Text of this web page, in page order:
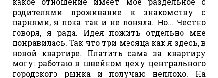
родителями проживание к знакомству с
парнями, я пока так и не поняла. Но… Честно
говоря, я рада. Идея пожить отдельно мне
понравилась. Так что три месяца как я здесь, в
новой квартире. Платить сама за квартиру
могу: работаю в швейном цеху центрального
городского рынка и получаю неплохо. На